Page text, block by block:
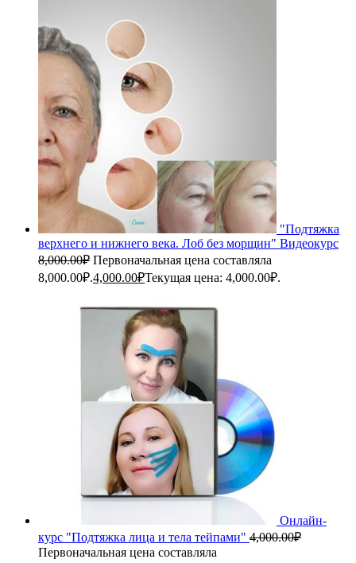
"Подтяжка
верхнего и нижнего века. Лоб без морщин" Видеокурс
8,000.00₽ Первоначальная цена составляла
8,000.00₽.4,000.00₽Текущая цена: 4,000.00₽.
Онлайн-
курс "Подтяжка лица и тела тейпами" 4,000.00₽
Первоначальная цена составляла